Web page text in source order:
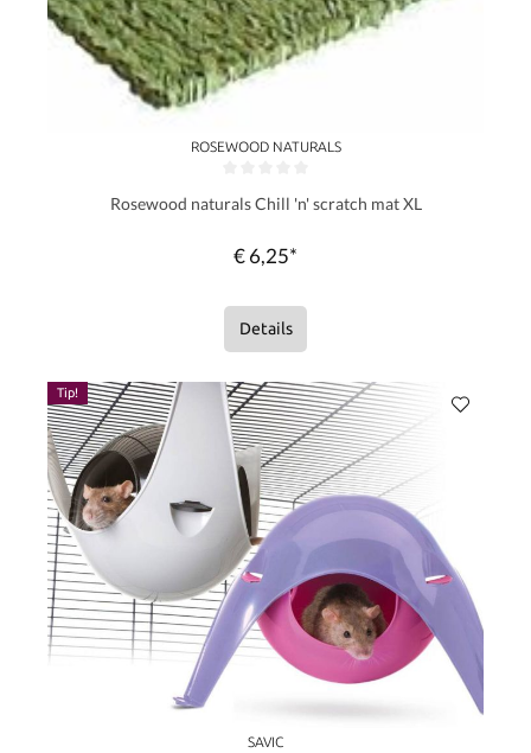
ROSEWOOD NATURALS
Rosewood naturals Chill 'n' scratch mat XL
€ 6,25*
Details
Tip!
SAVIC